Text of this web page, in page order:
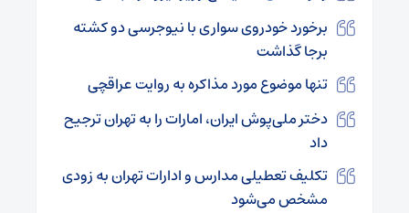
برخورد خودروی سواری با نیوجرسی دو کشته
برجا گذاشت
تنها موضوع مورد مذاکره به روایت عراقچی
دختر ملی‌پوش ایران، امارات را به تهران ترجیح
داد
تکلیف تعطیلی مدارس و ادارات تهران به زودی
مشخص می‌شود